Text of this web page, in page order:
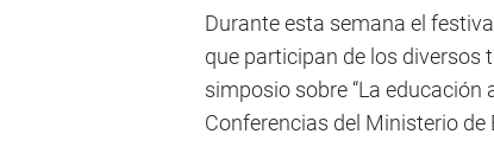
Durante esta semana el
que participan de los diversos
simposio sobre “La educación
Conferencias del Ministerio de